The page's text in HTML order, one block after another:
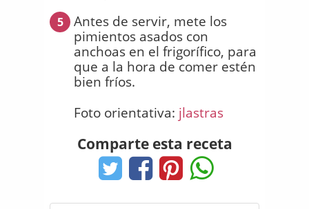
5
Antes de servir, mete los
pimientos asados con
anchoas en el frigorífico, para
que a la hora de comer estén
bien fríos.
Foto orientativa: jlastras
Comparte esta receta